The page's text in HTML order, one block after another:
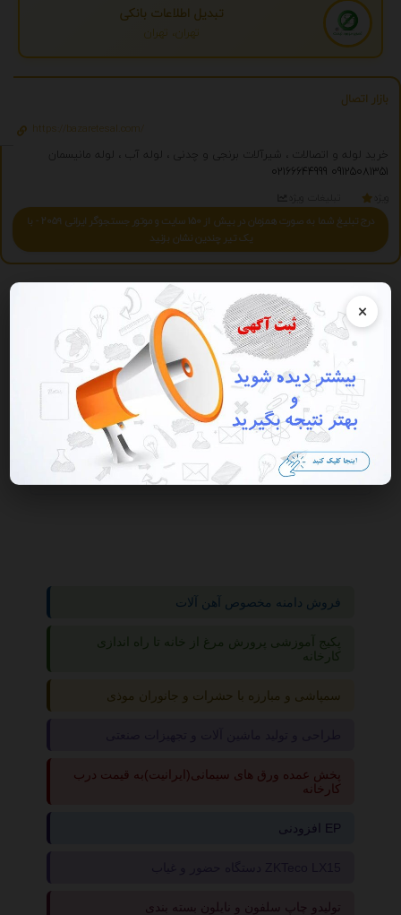
تبدیل اطلاعات بانکی
تهران، تهران
×
بازار اتصال
https://bazaretesal.com/
خرید لوله و اتصالات ، شیرآلات برنجی و چدنی ، لوله آب ، لوله مانیسمان
02166644999 09125081351
درج تبلیغ شما به صورت همزمان در بیش از 150 سایت و موتور جستجوگر ایرانی 2059 - با
یک تیر چندین نشان بزنید
نمایش همه
گروه ها آموزش آرایشگری
فروش دامنه مخصوص آهن آلات
پکیج آموزشی پرورش مرغ از خانه تا راه اندازی
کارخانه
سمپاشی و مبارزه با حشرات و جانوران موذی
پخش عمده ورق های سیمانی(ایرانیت)به قیمت درب
کارخانه
افزودنی EP
تولیدو چاپ سلفون و نایلون بسته بندی